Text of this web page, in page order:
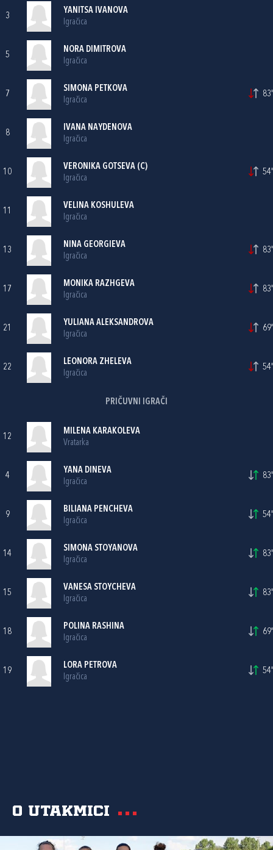
3
YANITSA IVANOVA
Igračica
5
NORA DIMITROVA
Igračica
7
SIMONA PETKOVA
Igračica
83'
8
IVANA NAYDENOVA
Igračica
10
VERONIKA GOTSEVA (C)
Igračica
54'
11
VELINA KOSHULEVA
Igračica
13
NINA GEORGIEVA
Igračica
83'
17
MONIKA RAZHGEVA
Igračica
83'
21
YULIANA ALEKSANDROVA
Igračica
69'
22
LEONORA ZHELEVA
Igračica
54'
PRIČUVNI IGRAČI
12
MILENA KARAKOLEVA
Vratarka
4
YANA DINEVA
Igračica
83'
9
BILIANA PENCHEVA
Igračica
54'
14
SIMONA STOYANOVA
Igračica
83'
15
VANESA STOYCHEVA
Igračica
83'
18
POLINA RASHINA
Igračica
69'
19
LORA PETROVA
Igračica
54'
O utakmici